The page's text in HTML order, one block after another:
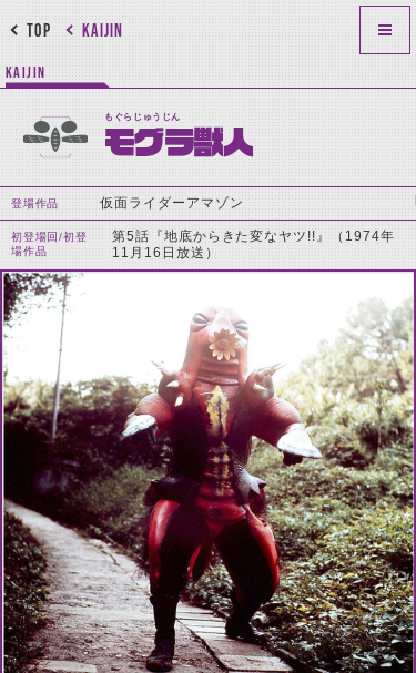
KAIJIN
TOP
KAIJIN
もぐらじゅうじん
モグラ獣人
登場作品 仮面ライダーアマゾン
初登場回/初登
場作品
第5話『地底からきた変なヤツ!!』（1974年
11月16日放送）